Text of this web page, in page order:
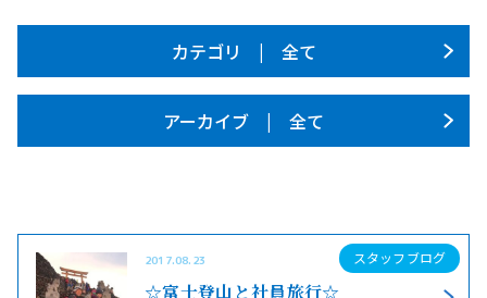
カテゴリ | 全て
アーカイブ | 全て
スタッフブログ
2017.08.23
☆富士登山と社員旅行☆